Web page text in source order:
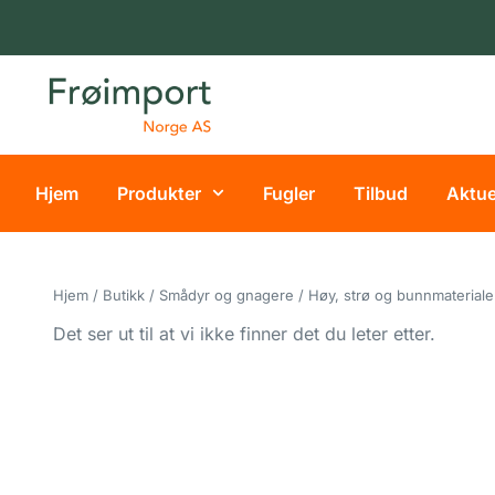
TRYGG
OG
LEVERING
BUTIKKER
OPPDRETTERE
REGISTRER
DEG I
NETTBUTIKKEN
Hjem Produkter Fugler Tilbud
Hjem / Butikk / Smådyr og gnagere / Høy, strø og bunnmateriale
Det ser ut til at vi ikke finner det du leter etter.